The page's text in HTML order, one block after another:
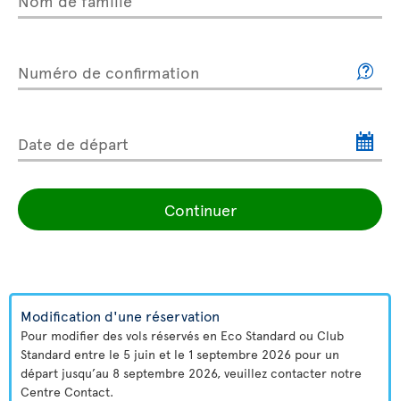
Numéro de confirmation
Date de départ
Continuer
Modification d'une réservation
Pour modifier des vols réservés en Eco Standard ou Club
Standard entre le 5 juin et le 1 septembre 2026 pour un
départ jusqu’au 8 septembre 2026, veuillez contacter notre
Centre Contact.